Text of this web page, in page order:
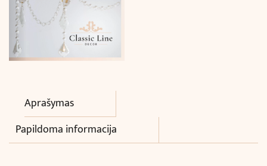
Aprašymas
Papildoma informacija